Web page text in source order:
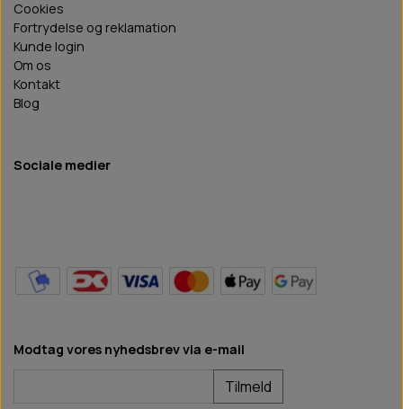
Cookies
Fortrydelse og reklamation
Kunde login
Om os
Kontakt
Blog
Sociale medier
Modtag vores nyhedsbrev via e-mail
Tilmeld